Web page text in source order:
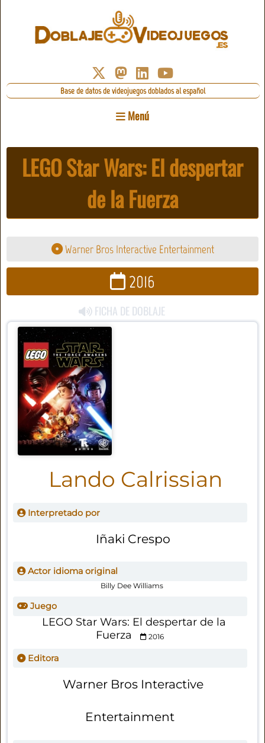
Base de datos de videojuegos doblados al español
Menú
LEGO Star Wars: El despertar
de la Fuerza
Warner Bros Interactive Entertainment
2016
FICHA DE DOBLAJE
Lando Calrissian
Interpretado por
Iñaki Crespo
Actor idioma original
Billy Dee Williams
Juego
LEGO Star Wars: El despertar de la
Fuerza
2016
Editora
Warner Bros Interactive
Entertainment